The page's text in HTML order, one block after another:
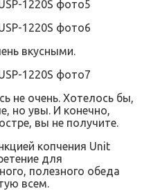
вкусными.
не очень. Хотелось бы,
но увы. И конечно,
вы не получите.
копчения Unit
для
полезного обеда
всем.